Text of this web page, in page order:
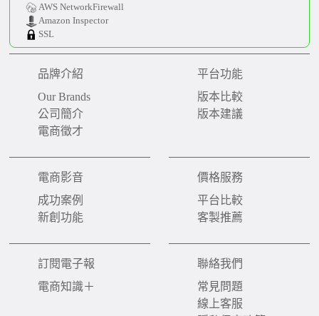
AWS NetworkFirewall
Amazon Inspector
SSL
品牌介紹
Our Brands
公司簡介
電商徵才
平台功能
版本比較
版本建議
電商影音
成功案例
新創功能
價格服務
平台比較
客製推薦
訂閱電子報
電商知識＋
聯絡我們
常見問題
線上客服